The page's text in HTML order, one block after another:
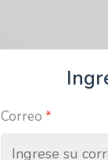
Correo *